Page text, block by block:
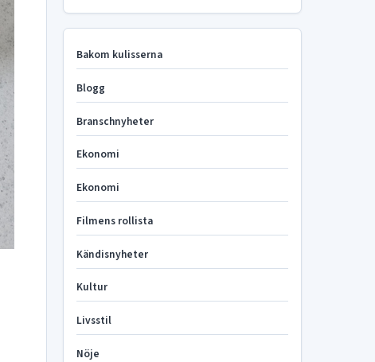
Bakom kulisserna
Blogg
Branschnyheter
Ekonomi
Ekonomi
Filmens rollista
Kändisnyheter
Kultur
Livsstil
Nöje